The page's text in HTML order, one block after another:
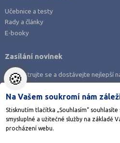
Stáhněte si aplikaci
Učebnice a testy
Rady a články
E-booky
Zasílání novinek
Zaregistrujte se a dostávejte nejlepší
🍪
Na Vašem soukromí nám
Stisknutím tlačítka „Souhlasím“
smysluplné a užitečné služby na základě
procházení webu.